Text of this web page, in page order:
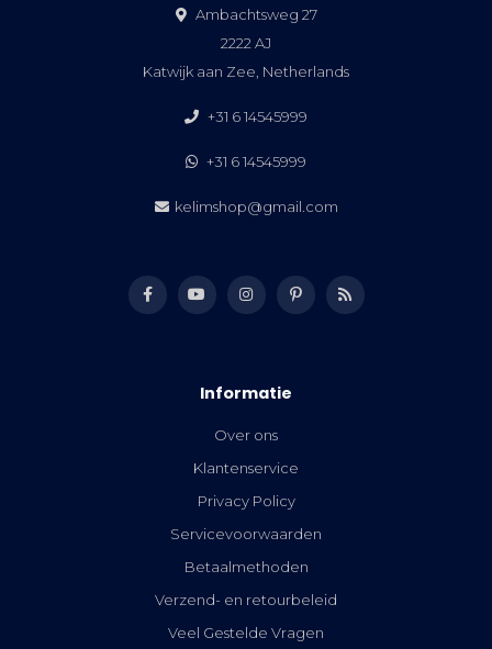
Ambachtsweg 27
2222 AJ
Katwijk aan Zee, Netherlands
+31 6 14545999
+31 6 14545999
kelimshop@gmail.com
Informatie
Over ons
Klantenservice
Privacy Policy
Servicevoorwaarden
Betaalmethoden
Verzend- en retourbeleid
Veel Gestelde Vragen